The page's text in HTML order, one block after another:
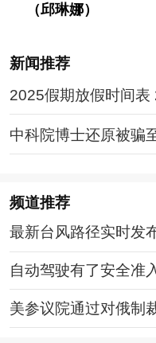
（邱琳娜）
新闻推荐
2025假期放假时间
中科院博士还原被骗
实版
频道推荐
最新台风路径实时发
自动驾驶有了安全准
美参议院通过对俄制